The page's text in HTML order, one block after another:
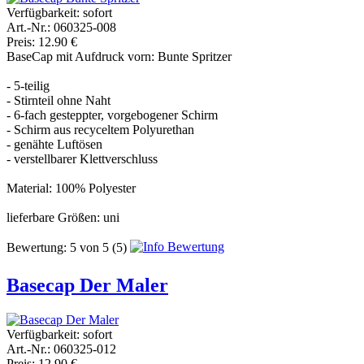
Verfügbarkeit: sofort
Art.-Nr.: 060325-008
Preis: 12.90 €
BaseCap mit Aufdruck vorn: Bunte Spritzer
- 5-teilig
- Stirnteil ohne Naht
- 6-fach gesteppter, vorgebogener Schirm
- Schirm aus recyceltem Polyurethan
- genähte Luftösen
- verstellbarer Klettverschluss
Material: 100% Polyester
lieferbare Größen: uni
Bewertung: 5 von 5 (5)
Basecap Der Maler
Verfügbarkeit: sofort
Art.-Nr.: 060325-012